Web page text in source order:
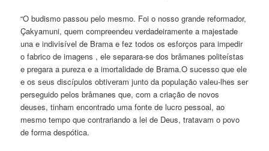
“O budismo passou pelo mesmo. Foi o nosso grande reformador,
Çakyamuni, quem compreendeu verdadeiramente a majestade
una e indivisível de Brama e fez todos os esforços para impedir
o fabrico de imagens , ele separara-se dos brâmanes politeístas
e pregara a pureza e a imortalidade de Brama.O sucesso que ele
e os seus discípulos obtiveram junto da população valeu-lhes ser
perseguido pelos brâmanes que, com a criação de novos
deuses, tinham encontrado uma fonte de lucro pessoal, ao
mesmo tempo que contrariando a lei de Deus, tratavam o povo
de forma despótica.